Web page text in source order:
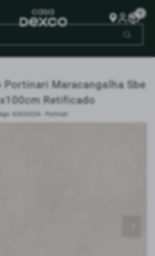
Portinari Maracangalha Sbe
Retificado
6062652A - Portinari